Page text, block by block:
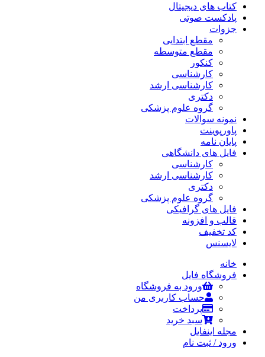
کتاب های دیجیتال
پادکست صوتی
جزوات
مقطع ابتدایی
مقطع متوسطه
کنکور
کارشناسی
کارشناسی ارشد
دکتری
گروه علوم پزشکی
نمونه سوالات
پاورپوینت
پایان نامه
فایل های دانشگاهی
کارشناسی
کارشناسی ارشد
دکتری
گروه علوم پزشکی
فایل های گرافیکی
قالب و افزونه
کد تخفیف
لایسنس
خانه
فروشگاه فایل
ورود به فروشگاه
حساب کاربری من
پرداخت
سبد خرید
مجله اینفایل
ورود / ثبت نام